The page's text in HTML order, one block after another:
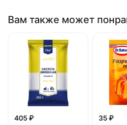
Вам также может
405 ₽
35 ₽